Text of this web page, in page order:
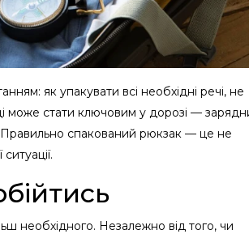
як упакувати всі необхідні речі, не
може стати ключовим у дорозі —
Правильно спакований рюкзак — це не
необхідного. Незалежно від того, чи